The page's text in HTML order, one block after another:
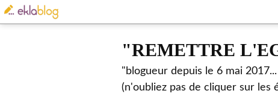
"REMETTRE
"blogueur depuis le 6 mai
(n'oubliez pas de cliquer sur les